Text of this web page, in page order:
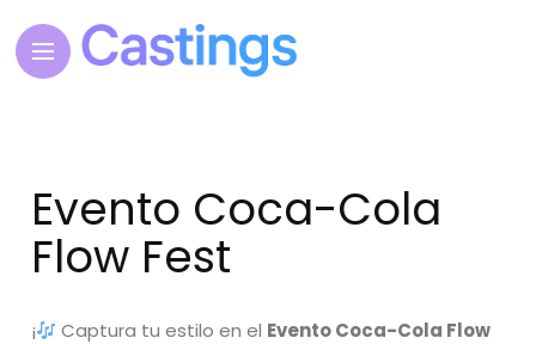
Evento Coca-Cola
Flow Fest
¡ Captura tu estilo en el Evento Coca-Cola Flow